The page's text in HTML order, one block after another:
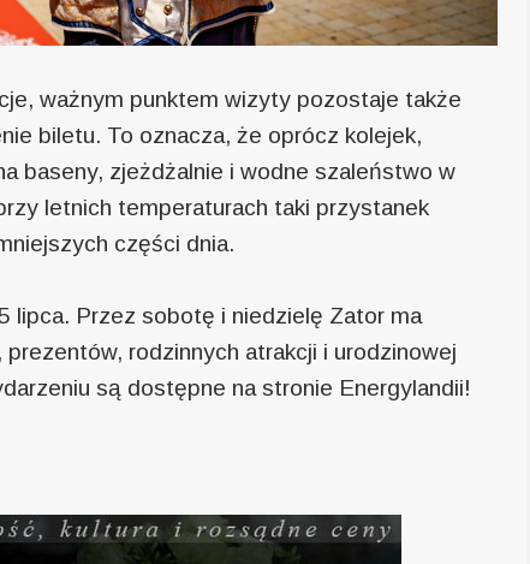
ważnym punktem wizyty pozostaje także
biletu. To oznacza, że oprócz kolejek,
baseny, zjeżdżalnie i wodne szaleństwo w
letnich temperaturach taki przystanek
części dnia.
lipca. Przez sobotę i niedzielę Zator ma
rodzinnych atrakcji i urodzinowej
są dostępne na stronie Energylandii!